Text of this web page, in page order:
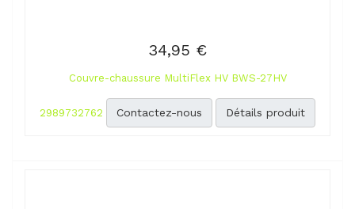
34,95 €
Couvre-chaussure MultiFlex HV BWS-27HV
2989732762 Contactez-nous Détails produit